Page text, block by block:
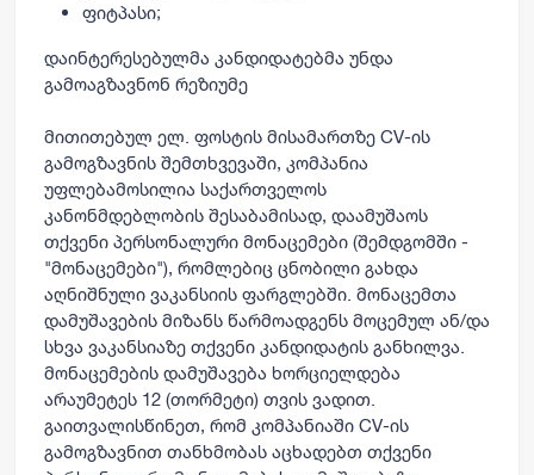
ფიტპასი;
დაინტერესებულმა კანდიდატებმა უნდა
გამოაგზავნონ რეზიუმე
მითითებულ ელ. ფოსტის მისამართზე CV-ის
გამოგზავნის შემთხვევაში, კომპანია
უფლებამოსილია საქართველოს
კანონმდებლობის შესაბამისად, დაამუშაოს
თქვენი პერსონალური მონაცემები (შემდგომში -
"მონაცემები"), რომლებიც ცნობილი გახდა
აღნიშნული ვაკანსიის ფარგლებში. მონაცემთა
დამუშავების მიზანს წარმოადგენს მოცემულ ან/და
სხვა ვაკანსიაზე თქვენი კანდიდატის განხილვა.
მონაცემების დამუშავება ხორციელდება
არაუმეტეს 12 (თორმეტი) თვის ვადით.
გაითვალისწინეთ, რომ კომპანიაში CV-ის
გამოგზავნით თანხმობას აცხადებთ თქვენი